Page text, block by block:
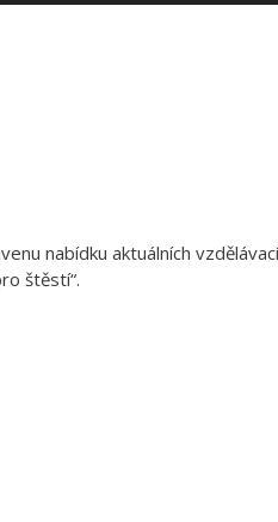
nabídku aktuálních
štěstí“.